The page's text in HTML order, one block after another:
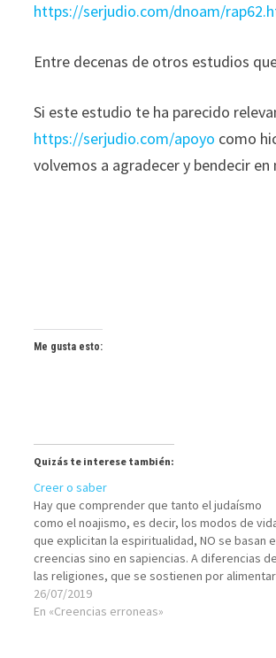
https://serjudio.com/dnoam/
Entre decenas de otros estudios
Si este estudio te ha parecido
https://serjudio.com/apoyo como
volvemos a agradecer y bendecir
Me gusta esto:
Quizás te interese también:
Creer o saber
Hay que comprender que tanto el judaísmo
como el noajismo, es decir, los modos de
que explicitan la espiritualidad, NO se basan
creencias sino en sapiencias. A diferencias de
las religiones, que se sostienen por alimentar
el motor del Sistema de Creencias con el
combustible de la imaginación,…
26/07/2019
En «Creencias erroneas»